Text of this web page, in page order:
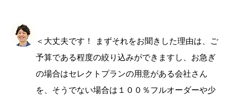
＜大丈夫です！ まずそれをお聞きした理由は、ご
予算である程度の絞り込みができますし、お急ぎ
の場合はセレクトプランの用意がある会社さん
を、そうでない場合は１００％フルオーダーや少